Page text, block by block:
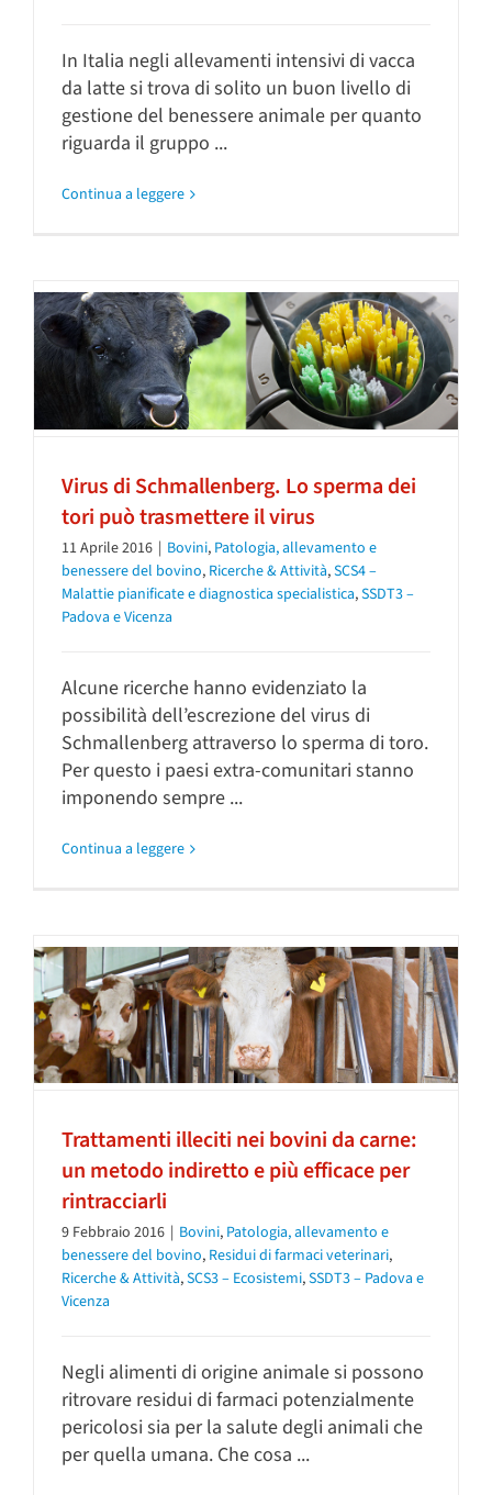
In Italia negli allevamenti intensivi di vacca
da latte si trova di solito un buon livello di
gestione del benessere animale per quanto
riguarda il gruppo ...
Continua a leggere
Virus di Schmallenberg. Lo sperma dei
tori può trasmettere il virus
11 Aprile 2016 | Bovini, Patologia, allevamento e
benessere del bovino, Ricerche & Attività,SCS4 –
Malattie pianificate e diagnostica specialistica,SSDT3 –
Padova e Vicenza
Alcune ricerche hanno evidenziato la
possibilità dell’escrezione del virus di
Schmallenberg attraverso lo sperma di toro.
Per questo i paesi extra-comunitari stanno
imponendo sempre ...
Continua a leggere
Trattamenti illeciti nei bovini da carne:
un metodo indiretto e più efficace per
rintracciarli
9 Febbraio 2016 | Bovini, Patologia, allevamento e
benessere del bovino, Residui di farmaci veterinari,
Ricerche & Attività,SCS3 – Ecosistemi,SSDT3 – Padova e
Vicenza
Negli alimenti di origine animale si possono
ritrovare residui di farmaci potenzialmente
pericolosi sia per la salute degli animali che
per quella umana. Che cosa ...